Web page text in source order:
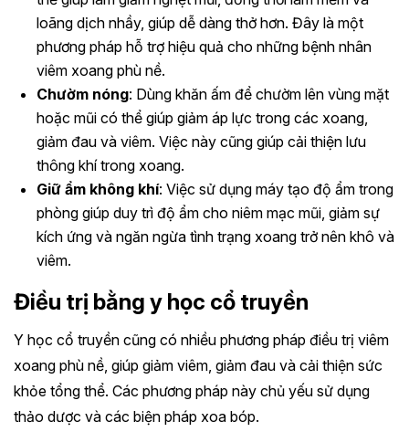
loãng dịch nhầy, giúp dễ dàng thở hơn. Đây là một
phương pháp hỗ trợ hiệu quả cho những bệnh nhân
viêm xoang phù nề.
Chườm nóng: Dùng khăn ấm để chườm lên vùng mặt
hoặc mũi có thể giúp giảm áp lực trong các xoang,
giảm đau và viêm. Việc này cũng giúp cải thiện lưu
thông khí trong xoang.
Giữ ẩm không khí: Việc sử dụng máy tạo độ ẩm trong
phòng giúp duy trì độ ẩm cho niêm mạc mũi, giảm sự
kích ứng và ngăn ngừa tình trạng xoang trở nên khô và
viêm.
Điều trị bằng y học cổ truyền
Y học cổ truyền cũng có nhiều phương pháp điều trị viêm
xoang phù nề, giúp giảm viêm, giảm đau và cải thiện sức
khỏe tổng thể. Các phương pháp này chủ yếu sử dụng
thảo dược và các biện pháp xoa bóp.